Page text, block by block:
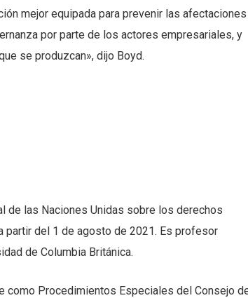
mejor equipada para prevenir las
por parte de los actores empresariales, y
se produzcan», dijo Boyd.
de las Naciones Unidas sobre los derechos
partir del 1 de agosto de 2021. Es profesor
de Columbia Británica.
como Procedimientos Especiales del Consejo